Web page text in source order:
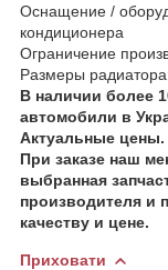
Оснащение /
кондиционера
Ограничение
Размеры
В наличии более
автомобили в
Актуальные цены.
При заказе наш
выбранная
производителя и
качеству и цене.
Приховати